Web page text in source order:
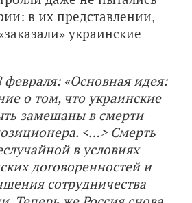
в их представлении,
украинские
февраля: «Основная идея:
о том, что украинские
замешаны в смерти
<…> Смерть
в условиях
договоренностей и
сотрудничества